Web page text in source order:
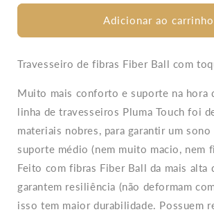
quantidade
Touch
Toque
quantidade
de
Touch
Toque
de
Adicionar ao carrinho
Travesseiro de fibras Fiber Ball com
Muito mais conforto e suporte na hora
linha de travesseiros Pluma Touch foi
materiais nobres, para garantir um
suporte médio (nem muito macio, nem
Feito com fibras Fiber Ball da mais alta
garantem resiliência (não deformam
isso tem maior durabilidade. Possuem